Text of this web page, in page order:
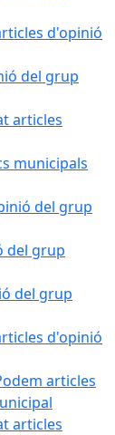
d'opinió
del grup
articles
municipals
del grup
del grup
del grup
d'opinió
articles
articles